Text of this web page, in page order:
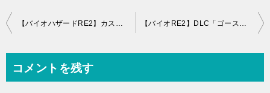
投
ビ
【バイオハザードRE2】カスタムパーツレオン編全８つの入手場所、方法を解説 【バイオRE2】DLC「ゴーストサバイバーズ」のラクーン君全１０体の場所【The Ghost Survivors】
コメントを残す